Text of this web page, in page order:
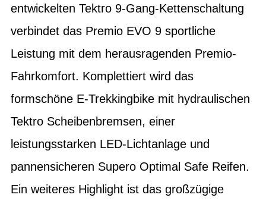
entwickelten Tektro 9-Gang-Kettenschaltung
verbindet das Premio EVO 9 sportliche
Leistung mit dem herausragenden Premio-
Fahrkomfort. Komplettiert wird das
formschöne E-Trekkingbike mit hydraulischen
Tektro Scheibenbremsen, einer
leistungsstarken LED-Lichtanlage und
pannensicheren Supero Optimal Safe Reifen.
Ein weiteres Highlight ist das großzügige